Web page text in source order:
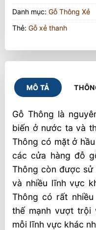
Danh mục: Gỗ Thông Xẻ
Thẻ: Gỗ xẻ thanh
MÔ TẢ
Gỗ Thông là
biến ở nước ta và
Thông có mặt ở
các cửa hàng đỗ
Thông còn được
và nhiều lĩnh vực
Thông có rất
thế mạnh vượt trội
mỗi lĩnh vực khác